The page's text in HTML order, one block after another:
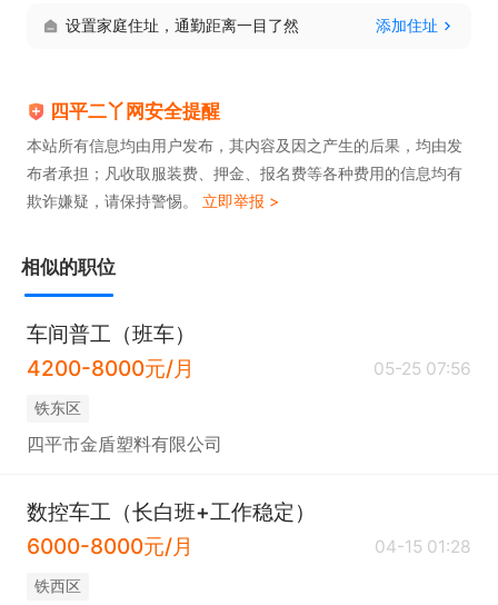
设置家庭住址，通勤距离一目了然 添加住址
四平二丫网安全提醒
本站所有信息均由用户发布，其内容及因之产生的后果，均由发
布者承担；凡收取服装费、押金、报名费等各种费用的信息均有
欺诈嫌疑，请保持警惕。 立即举报 >
相似的职位
车间普工（班车）
4200-8000元/月
05-25 07:56
铁东区
四平市金盾塑料有限公司
数控车工（长白班+工作稳定）
6000-8000元/月
04-15 01:28
铁西区